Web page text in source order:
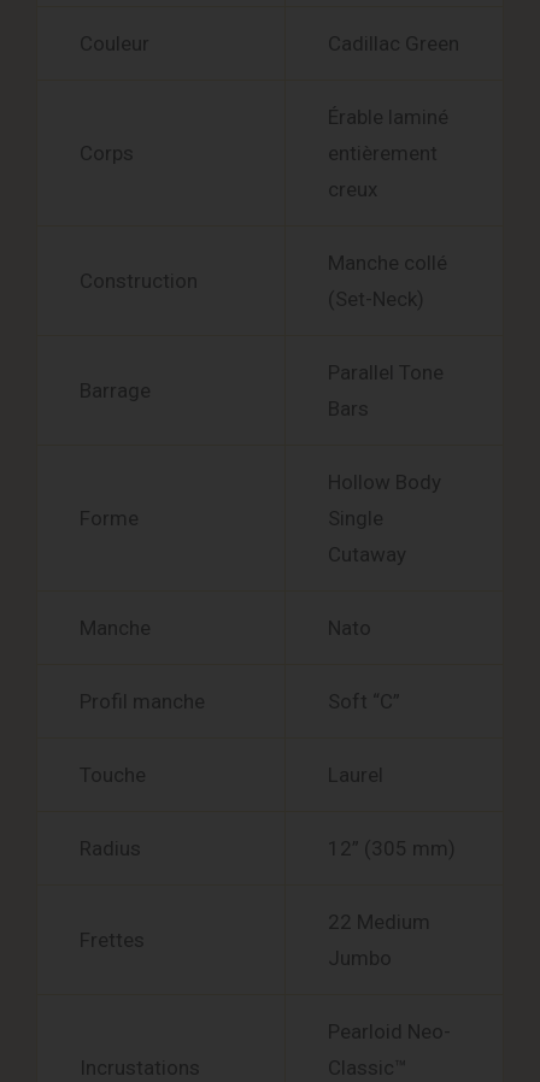
Couleur Cadillac Green
Corps
Érable laminé
entièrement
creux
Construction
Manche collé
(Set-Neck)
Barrage
Parallel Tone
Bars
Forme
Hollow Body
Single
Cutaway
Manche Nato
Profil manche Soft “C”
Touche Laurel
Radius 12” (305 mm)
Frettes
22 Medium
Jumbo
Incrustations
Pearloid Neo-
Classic™